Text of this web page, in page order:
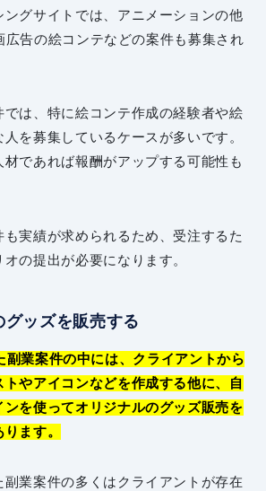
グサイトでは、アニメーションの他
広告の絵コンテなどの案件も募集され
は、特に絵コンテ作成の経験者や絵
を募集しているケースが多いです。
であれば報酬がアップする可能性も
実績が求められるため、受注するた
の提出が必要になります。
グッズを販売する
業案件の中には、クライアントから
やアイコンなどを作成する他に、自
を使ってオリジナルのグッズ販売を
ます。
副業案件の多くはクライアントが存在